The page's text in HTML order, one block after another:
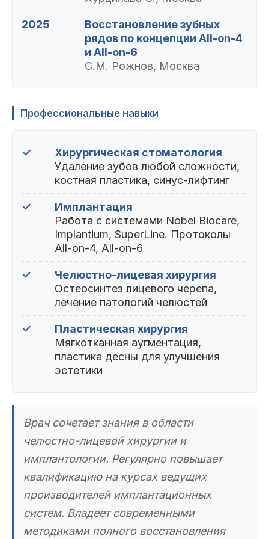
2025
Восстановление зубных
рядов по концепции All-on-4
и All-on-6
С.М. Рожнов, Москва
Профессиональные навыки
✓
Хирургическая стоматология
Удаление зубов любой сложности,
костная пластика, синус-лифтинг
✓
Имплантация
Работа с системами Nobel Biocare,
Implantium, SuperLine. Протоколы
All-on-4, All-on-6
✓
Челюстно-лицевая хирургия
Остеосинтез лицевого черепа,
лечение патологий челюстей
✓
Пластическая хирургия
Мягкотканная аугментация,
пластика десны для улучшения
эстетики
Врач сочетает знания в области
челюстно-лицевой хирургии и
имплантологии. Регулярно повышает
квалификацию на курсах ведущих
производителей имплантационных
систем. Владеет современными
методиками полного восстановления